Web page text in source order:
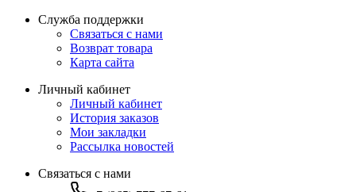
Служба поддержки
Связаться с нами
Возврат товара
Карта сайта
Личный кабинет
Личный кабинет
История заказов
Мои закладки
Рассылка новостей
Связаться с нами